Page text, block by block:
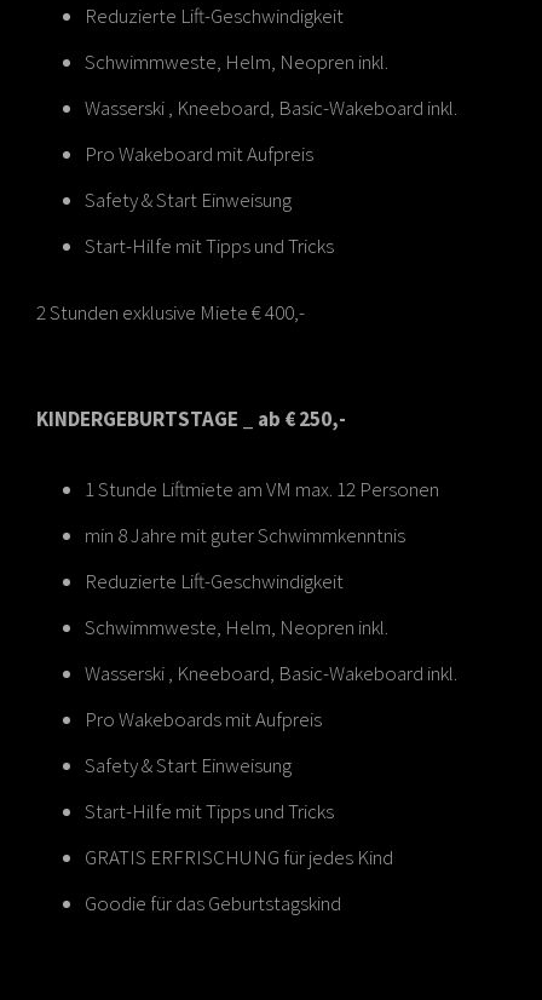
Reduzierte Lift-Geschwindigkeit
Schwimmweste, Helm, Neopren inkl.
Wasserski , Kneeboard, Basic-Wakeboard inkl.
Pro Wakeboard mit Aufpreis
Safety & Start Einweisung
Start-Hilfe mit Tipps und Tricks
2 Stunden exklusive Miete € 400,-
KINDERGEBURTSTAGE _ ab € 250,-
1 Stunde Liftmiete am VM max. 12 Personen
min 8 Jahre mit guter Schwimmkenntnis
Reduzierte Lift-Geschwindigkeit
Schwimmweste, Helm, Neopren inkl.
Wasserski , Kneeboard, Basic-Wakeboard inkl.
Pro Wakeboards mit Aufpreis
Safety & Start Einweisung
Start-Hilfe mit Tipps und Tricks
GRATIS ERFRISCHUNG für jedes Kind
Goodie für das Geburtstagskind